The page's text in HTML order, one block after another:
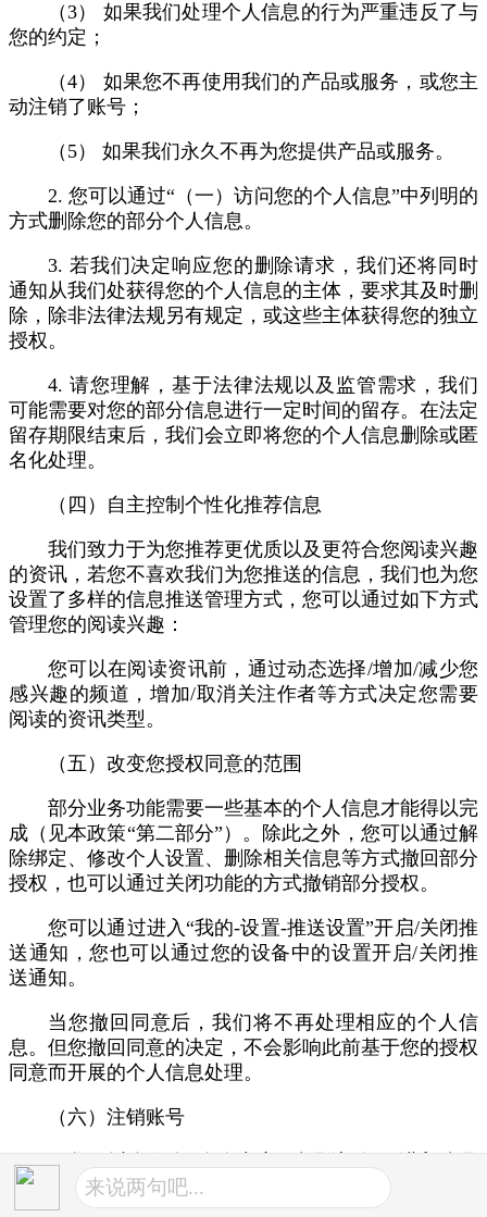
（3） 如果我们处理个人信息的行为严重违反了与
您的约定；
（4） 如果您不再使用我们的产品或服务，或您主
动注销了账号；
（5） 如果我们永久不再为您提供产品或服务。
2. 您可以通过“（一）访问您的个人信息”中列明的
方式删除您的部分个人信息。
3. 若我们决定响应您的删除请求，我们还将同时
通知从我们处获得您的个人信息的主体，要求其及时删
除，除非法律法规另有规定，或这些主体获得您的独立
授权。
4. 请您理解，基于法律法规以及监管需求，我们
可能需要对您的部分信息进行一定时间的留存。在法定
留存期限结束后，我们会立即将您的个人信息删除或匿
名化处理。
（四）自主控制个性化推荐信息
我们致力于为您推荐更优质以及更符合您阅读兴趣
的资讯，若您不喜欢我们为您推送的信息，我们也为您
设置了多样的信息推送管理方式，您可以通过如下方式
管理您的阅读兴趣：
您可以在阅读资讯前，通过动态选择/增加/减少您
感兴趣的频道，增加/取消关注作者等方式决定您需要
阅读的资讯类型。
（五）改变您授权同意的范围
部分业务功能需要一些基本的个人信息才能得以完
成（见本政策“第二部分”）。除此之外，您可以通过解
除绑定、修改个人设置、删除相关信息等方式撤回部分
授权，也可以通过关闭功能的方式撤销部分授权。
您可以通过进入“我的-设置-推送设置”开启/关闭推
送通知，您也可以通过您的设备中的设置开启/关闭推
送通知。
当您撤回同意后，我们将不再处理相应的个人信
息。但您撤回同意的决定，不会影响此前基于您的授权
同意而开展的个人信息处理。
（六）注销账号
1. 您可以自行在“个人中心--账号注销”，进入账号
注销页面，进行账号注销操作；
来说两句吧...